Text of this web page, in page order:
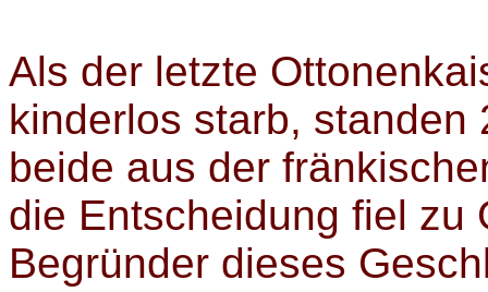
Als der letzte
kinderlos starb, standen
beide aus der
die Entscheidung fiel zu
Begründer dieses